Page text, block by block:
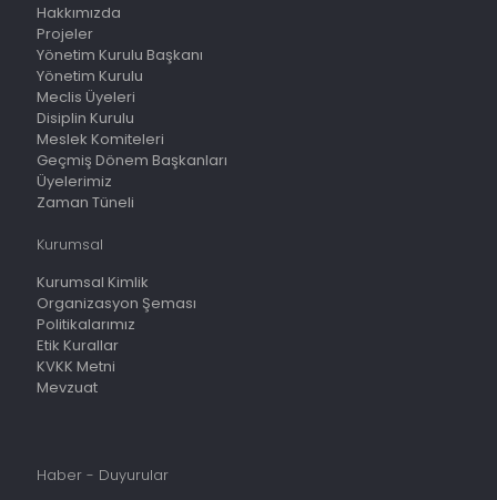
Hakkımızda
Projeler
Yönetim Kurulu Başkanı
Yönetim Kurulu
Meclis Üyeleri
Disiplin Kurulu
Meslek Komiteleri
Geçmiş Dönem Başkanları
Üyelerimiz
Zaman Tüneli
Kurumsal
Kurumsal Kimlik
Organizasyon Şeması
Politikalarımız
Etik Kurallar
KVKK Metni
Mevzuat
Haber - Duyurular